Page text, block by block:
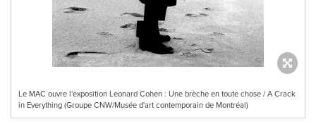
Le MAC ouvre l'exposition Leonard Cohen : Une brèche en toute chose / A Crack
in Everything (Groupe CNW/Musée d'art contemporain de Montréal)